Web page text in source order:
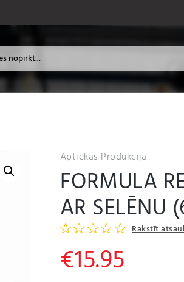
Aptiekas Produkcija
FORMULA
AR SELĒNU
Rakstīt
€15.95